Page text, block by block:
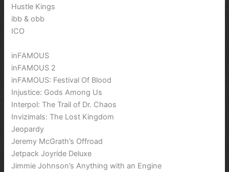
Hustle Kings
ibb & obb
ICO
inFAMOUS
inFAMOUS 2
inFAMOUS: Festival Of Blood
Injustice: Gods Among Us
Interpol: The Trail of Dr. Chaos
Invizimals: The Lost Kingdom
Jeopardy
Jeremy McGrath’s Offroad
Jetpack Joyride Deluxe
Jimmie Johnson’s Anything with an Engine